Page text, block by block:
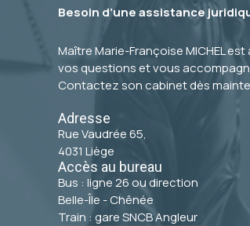
Besoin d’une assistance
Maître Marie-Françoise MICHEL
vos questions et vous
Contactez son cabinet dès
Adresse
Rue Vaudrée 65,
4031 Liège
Accès au bureau
Bus : ligne 26 ou direction
Belle-Île - Chênée
Train : gare SNCB Angleur